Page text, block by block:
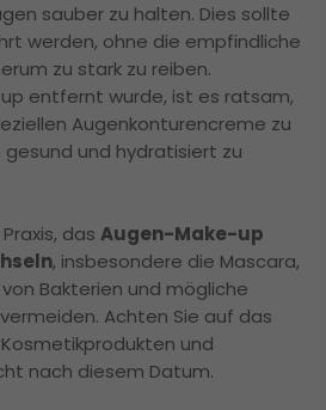
sauber zu halten. Dies sollte
werden, ohne die empfindliche
zu stark zu reiben.
entfernt wurde, ist es ratsam,
Augenkonturencreme zu
und hydratisiert zu
das Augen-Make-up
, insbesondere die Mascara,
Bakterien und mögliche
Achten Sie auf das
und
nach diesem Datum.